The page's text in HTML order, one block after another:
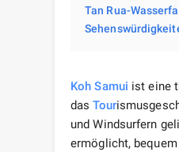
Tan Rua-
Koh Samui ist eine
dasTour
und Windsurfern
ermöglicht,